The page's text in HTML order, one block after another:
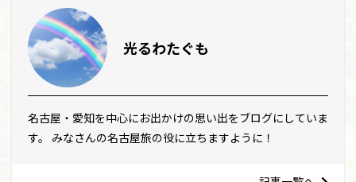
光るわたぐも
名古屋・愛知を中心にお出かけの思い出をブログにしていま
す。 みなさんの名古屋旅の役に立ちますように！